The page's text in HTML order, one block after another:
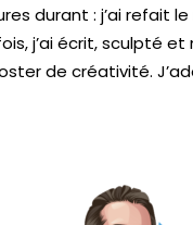
durant : j’ai refait
j’ai écrit, sculpté
de créativité.